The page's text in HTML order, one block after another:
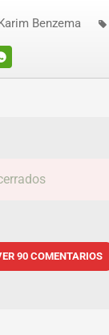
Benzema
90 COMENTARIOS